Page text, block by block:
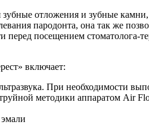
отложения и зубные
пародонта, она так же
посещением стоматолога-
включает:
При необходимости
методики аппаратом Air